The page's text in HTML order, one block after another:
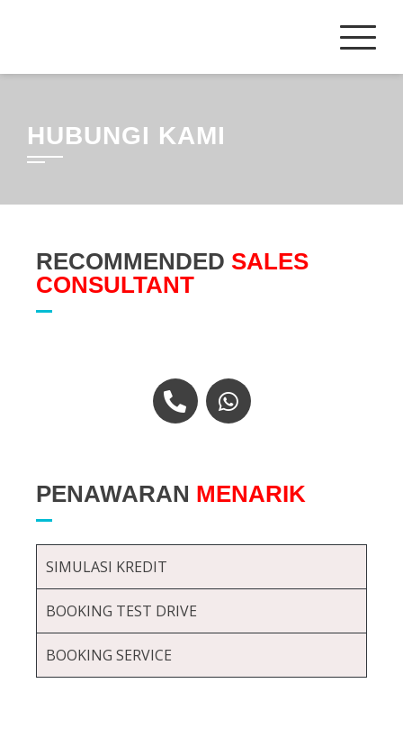
HUBUNGI KAMI
RECOMMENDED SALES
CONSULTANT
PENAWARAN MENARIK
SIMULASI KREDIT
BOOKING TEST DRIVE
BOOKING SERVICE